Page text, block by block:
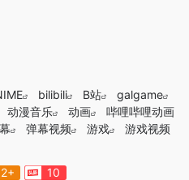
bilibili B站
galgame
动漫音乐 动画
哔哩哔哩动画
弹幕视频 游戏
游戏视频
2+ 10